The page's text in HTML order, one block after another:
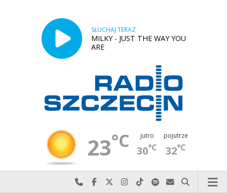
SŁUCHAJ TERAZ
MILKY - JUST THE WAY YOU
ARE
23°C jutro
30°C
pojutrze
32°C
Najlepiej po prostu do nas zadzwoń
Odwiedź nas na Facebook-u
Odwiedź nas na X
Odwiedź nas na Instagram-ie
Odwiedź nas na TikTok-u
Szukaj nas na Spotify
Wyślij do nas
Szukaj